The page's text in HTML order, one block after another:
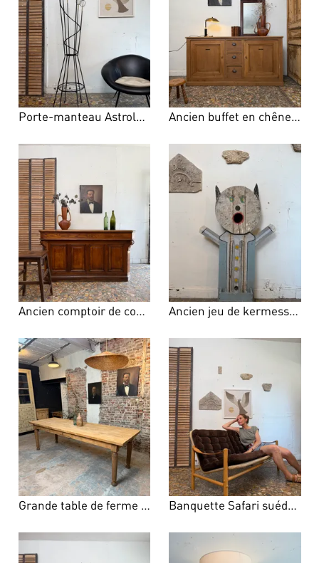
Porte-manteau Astrolab – Roger Feraud Ancien buffet en chêne – Début XXe siècle
Ancien comptoir de commerce en chêne Ancien jeu de kermesse en bois
Grande table de ferme en chêne – années 50 Banquette Safari suédoise